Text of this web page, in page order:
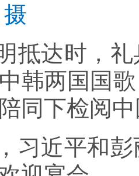
抵达时，
韩两国国
同下检阅
习近平和